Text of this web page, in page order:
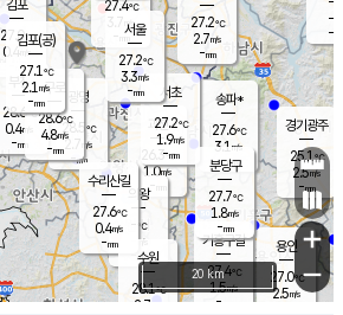
과천
26.3℃
1.0m/s
- mm
용인
27.0℃
2.5m/s
경기광주
25.1℃
2.5m/s
-mm
-m/
-
의왕
- ℃
m/s
mm
김포
27.0℃
0.4 m/s
mm
광명
28.5 ℃
2.7 m/s
-mm
부천
28.6℃
0.4m/s
-mm
구로
28.6℃
4.8m/s
-mm
27.4℃
3.7 m/s
- mm
27.2℃
2.7m/s
-mm
송파*
27.6℃
3.1 m/s
-mm
서초
27.2℃
1.9m/s
-mm
기흥구갈
27.4℃
1.5m/s
-
수리산길
27.6℃
0.4m/s
-mm
분당구
27.7℃
1.8m/s
-mm
김포(공)
27.1℃
2.1 m/s
-mm
수원
28.1℃
2.7 m/s
서울
27.2℃
3.3m/s
-mm
+
−
20 km